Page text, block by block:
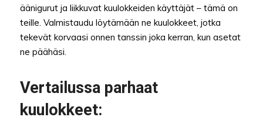
äänigurut ja liikkuvat kuulokkeiden käyttäjät – tämä on
teille. Valmistaudu löytämään ne kuulokkeet, jotka
tekevät korvaasi onnen tanssin joka kerran, kun asetat
ne päähäsi.
Vertailussa parhaat
kuulokkeet: